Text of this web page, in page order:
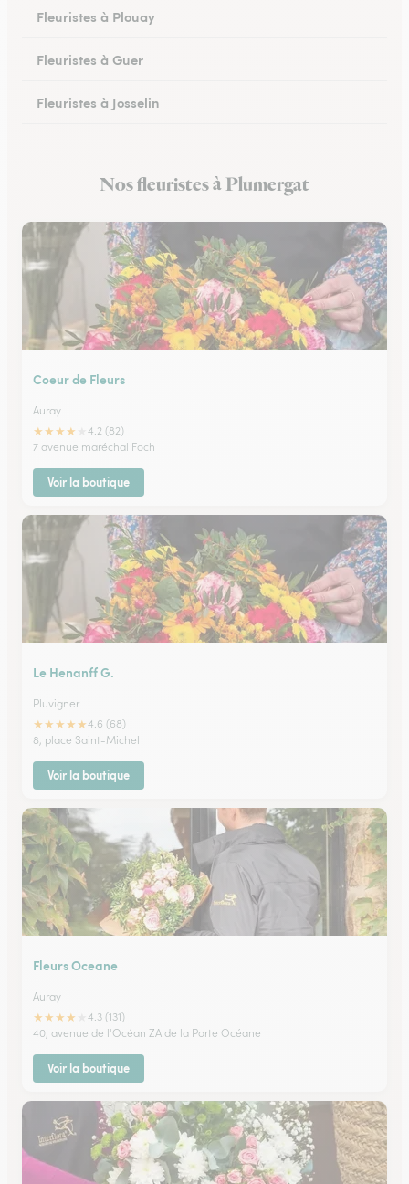
Fleuristes à Plouay
Fleuristes à Guer
Fleuristes à Josselin
Fleuristes à Pontivy
Nos fleuristes à Plumergat
Coeur de Fleurs
Auray
★★★★
4.2 (82)
7 avenue maréchal Foch
Voir la boutique
Le Henanff G.
Pluvigner
★★★★★4.6 (68)
8, place Saint-Michel
Voir la boutique
Fleurs Oceane
Auray
★★★★
4.3 (131)
40, avenue de l'Océan ZA de la Porte Océane
Voir la boutique